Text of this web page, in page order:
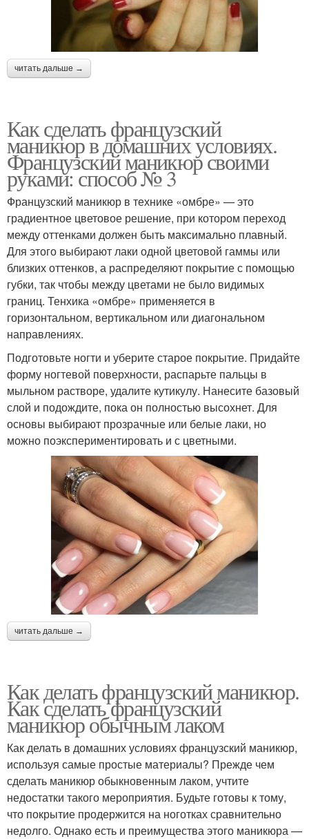
читать дальше →
Как сделать французский
маникюр в домашних условиях.
Французский маникюр своими
руками: способ № 3
Французский маникюр в технике «омбре» — это
градиентное цветовое решение, при котором переход
между оттенками должен быть максимально плавный.
Для этого выбирают лаки одной цветовой гаммы или
близких оттенков, а распределяют покрытие с помощью
губки, так чтобы между цветами не было видимых
границ. Тенхика «омбре» применяется в
горизонтальном, вертикальном или диагональном
направлениях.
Подготовьте ногти и уберите старое покрытие. Придайте
форму ногтевой поверхности, распарьте пальцы в
мыльном растворе, удалите кутикулу. Нанесите базовый
слой и подождите, пока он полностью высохнет. Для
основы выбирают прозрачные или белые лаки, но
можно поэкспериментировать и с цветными.
читать дальше →
Как делать французский маникюр.
Как сделать французский
маникюр обычным лаком
Как делать в домашних условиях французский маникюр,
используя самые простые материалы? Прежде чем
сделать маникюр обыкновенным лаком, учтите
недостатки такого мероприятия. Будьте готовы к тому,
что покрытие продержится на ноготках сравнительно
недолго. Однако есть и преимущества этого маникюра —